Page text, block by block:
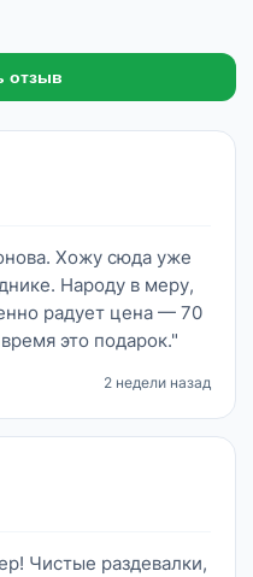
отзыв
Хожу сюда уже
Народу в меру,
радует цена — 70
это подарок."
2 недели назад
Чистые раздевалки,